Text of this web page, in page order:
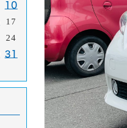
10
17
24
31